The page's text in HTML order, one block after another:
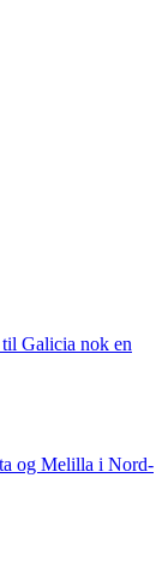
Galicia nok en
og Melilla i Nord-